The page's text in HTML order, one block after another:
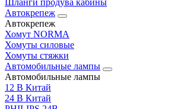
Шланги продува кабины
Автокрепеж
Автокрепеж
Хомут NORMA
Хомуты силовые
Хомуты стяжки
Автомобильные лампы
Автомобильные лампы
12 В Китай
24 В Китай